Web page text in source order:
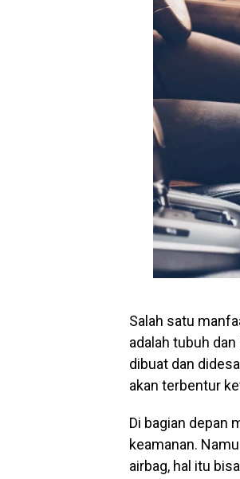
Salah satu
adalah tubuh
dibuat dan
akan terbentur
Di bagian depan
keamanan.
airbag, hal itu